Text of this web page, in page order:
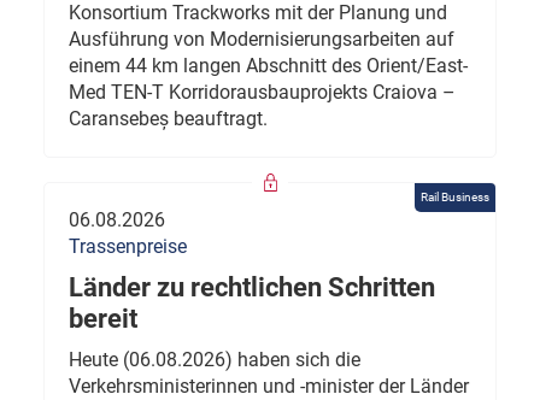
Konsortium Trackworks mit der Planung und
Ausführung von Modernisierungsarbeiten auf
einem 44 km langen Abschnitt des Orient/East-
Med TEN-T Korridorausbauprojekts Craiova –
Caransebeș beauftragt.
Rail Business
06.08.2026
Trassenpreise
Länder zu rechtlichen Schritten
bereit
Heute (06.08.2026) haben sich die
Verkehrsministerinnen und -minister der Länder